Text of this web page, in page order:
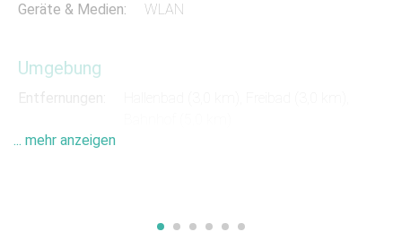
Geräte & Medien:
WLAN
Umgebung
Entfernungen:
und bietet diverse Restaurants und Cafés.
... mehr anzeigen